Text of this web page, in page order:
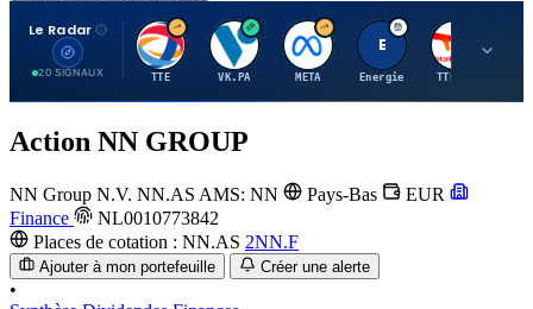
Le Radar
20 SIGNAUX
T
TTE
V
VK.PA
M
META
E
Energie
T
TTE.PA
Action NN GROUP
NN Group N.V. NN.AS AMS: NN Pays-Bas
EUR
Finance
NL0010773842
Places de cotation : NN.AS 2NN.F
Ajouter à mon portefeuille Créer une alerte
•